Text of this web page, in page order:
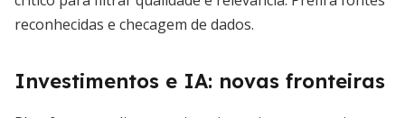
reconhecidas e checagem de dados.
Investimentos e IA: novas fronteiras